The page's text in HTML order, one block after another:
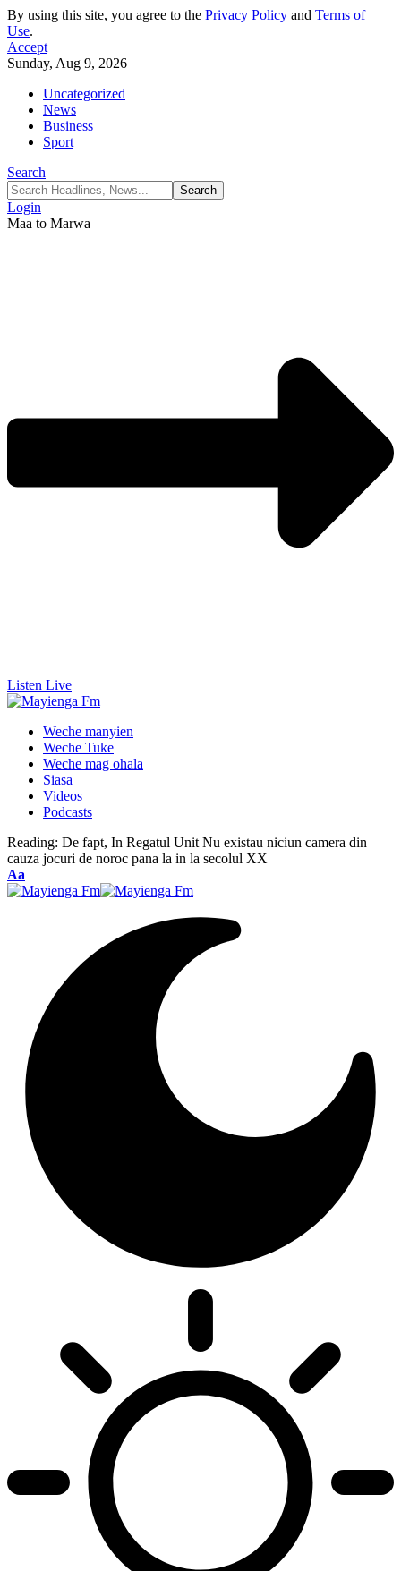
By using this site, you agree to the Privacy Policy and Terms of
Use.
Accept
Sunday, Aug 9, 2026
Uncategorized
News
Business
Sport
Search
Login
Maa to Marwa
Listen Live
Weche manyien
Weche Tuke
Weche mag ohala
Siasa
Videos
Podcasts
Reading: De fapt, In Regatul Unit Nu existau niciun camera din
cauza jocuri de noroc pana la in la secolul XX
Font
Resizer
Aa